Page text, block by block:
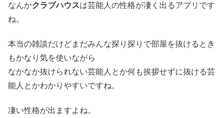
なんかクラブハウスは芸能人の性格が凄く出るアプリです
ね。
本当の雑談だけどまだみんな探り探りで部屋を抜けるとき
もかなり気を使いながら
なかなか抜けられない芸能人とか何も挨拶せずに抜ける芸
能人とかわかりやすいですね。
凄い性格が出ますよね。